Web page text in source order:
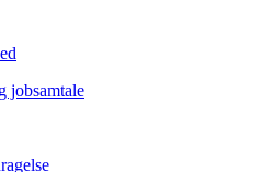
jobsamtale